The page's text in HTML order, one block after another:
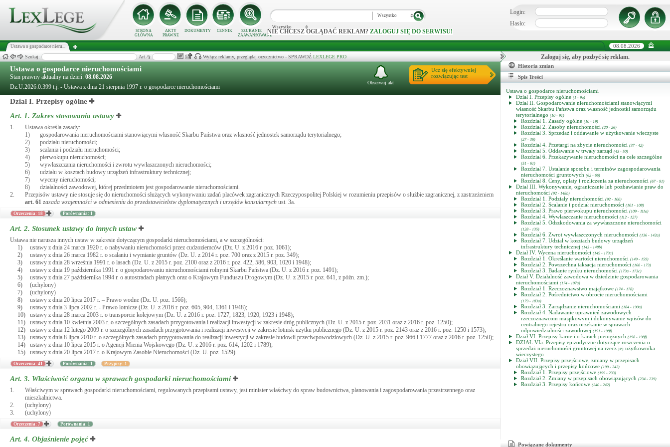
STRONA
GŁÓWNA
AKTY
PRAWNE
DOKUMENTY CENNIK
SZUKANIE
ZAAWANSOWANE
Wszystko
Wszystko
NIE CHCESZ OGLĄDAĆ REKLAM? ZALOGUJ SIĘ DO SERWISU!
Login:
Hasło:
Ustawa o gospodarce nieru... 08.08.2026
Szukaj: Art./§ Wyłącz reklamy, przeglądaj orzecznictwo - SPRAWDŹ LEXLEGE PRO
Ustawa o gospodarce nieruchomościami
Stan prawny aktualny na dzień: 08.08.2026
Dz.U.2026.0.399 t.j. - Ustawa z dnia 21 sierpnia 1997 r. o gospodarce nieruchomościami
Ucz się efektywniej
rozwiązując test
Obserwuj akt
Dział I. Przepisy ogólne
Art. 1. Zakres stosowania ustawy
1.
Ustawa określa zasady:
1)
gospodarowania nieruchomościami stanowiącymi własność Skarbu Państwa oraz własność jednostek samorządu terytorialnego;
2)
podziału nieruchomości;
3)
scalania i podziału nieruchomości;
4)
pierwokupu nieruchomości;
5)
wywłaszczania nieruchomości i zwrotu wywłaszczonych nieruchomości;
6)
udziału w kosztach budowy urządzeń infrastruktury technicznej;
7)
wyceny nieruchomości;
8)
działalności zawodowej, której przedmiotem jest gospodarowanie nieruchomościami.
2.
Przepisów ustawy nie stosuje się do nieruchomości służących wykonywaniu zadań placówek zagranicznych Rzeczypospolitej Polskiej w rozumieniu przepisów o służbie zagranicznej, z zastrzeżeniem
art. 61 zasada wzajemności w odniesieniu do przedstawicielstw dyplomatycznych i urzędów konsularnych ust. 3a.
Orzeczenia: 18 Porównania: 1
Art. 2. Stosunek ustawy do innych ustaw
Ustawa nie narusza innych ustaw w zakresie dotyczącym gospodarki nieruchomościami, a w szczególności:
1)
ustawy z dnia 24 marca 1920 r. o nabywaniu nieruchomości przez cudzoziemców (Dz. U. z 2016 r. poz. 1061);
2)
ustawy z dnia 26 marca 1982 r. o scalaniu i wymianie gruntów (Dz. U. z 2014 r. poz. 700 oraz z 2015 r. poz. 349);
3)
ustawy z dnia 28 września 1991 r. o lasach (Dz. U. z 2015 r. poz. 2100 oraz z 2016 r. poz. 422, 586, 903, 1020 i 1948);
4)
ustawy z dnia 19 października 1991 r. o gospodarowaniu nieruchomościami rolnymi Skarbu Państwa (Dz. U. z 2016 r. poz. 1491);
5)
ustawy z dnia 27 października 1994 r. o autostradach płatnych oraz o Krajowym Funduszu Drogowym (Dz. U. z 2015 r. poz. 641, z późn. zm.);
6)
(uchylony)
7)
(uchylony)
8)
ustawy z dnia 20 lipca 2017 r. – Prawo wodne (Dz. U. poz. 1566);
9)
ustawy z dnia 3 lipca 2002 r. - Prawo lotnicze (Dz. U. z 2016 r. poz. 605, 904, 1361 i 1948);
10)
ustawy z dnia 28 marca 2003 r. o transporcie kolejowym (Dz. U. z 2016 r. poz. 1727, 1823, 1920, 1923 i 1948);
11)
ustawy z dnia 10 kwietnia 2003 r. o szczególnych zasadach przygotowania i realizacji inwestycji w zakresie dróg publicznych (Dz. U. z 2015 r. poz. 2031 oraz z 2016 r. poz. 1250);
12)
ustawy z dnia 12 lutego 2009 r. o szczególnych zasadach przygotowania i realizacji inwestycji w zakresie lotnisk użytku publicznego (Dz. U. z 2015 r. poz. 2143 oraz z 2016 r. poz. 1250 i 1573);
13)
ustawy z dnia 8 lipca 2010 r. o szczególnych zasadach przygotowania do realizacji inwestycji w zakresie budowli przeciwpowodziowych (Dz. U. z 2015 r. poz. 966 i 1777 oraz z 2016 r. poz. 1250);
14)
ustawy z dnia 10 lipca 2015 r. o Agencji Mienia Wojskowego (Dz. U. z 2016 r. poz. 614, 1202 i 1789);
15)
ustawy z dnia 20 lipca 2017 r. o Krajowym Zasobie Nieruchomości (Dz. U. poz. 1529).
Orzeczenia: 41 Porównania: 1 Przypisy: 1
Art. 3. Właściwość organu w sprawach gospodarki nieruchomościami
1.
Właściwym w sprawach gospodarki nieruchomościami, regulowanych przepisami ustawy, jest minister właściwy do spraw budownictwa, planowania i zagospodarowania przestrzennego oraz
mieszkalnictwa.
2.
(uchylony)
3.
(uchylony)
Orzeczenia: 7 Porównania: 1
Art. 4. Objaśnienie pojęć
Zaloguj się, aby pozbyć się reklam.
Historia zmian
Spis Treści
Ustawa o gospodarce nieruchomościami
Dział I. Przepisy ogólne (1 - 9a)
Dział II. Gospodarowanie nieruchomościami stanowiącymi
własność Skarbu Państwa oraz własność jednostki samorządu
terytorialnego (10 - 91)
Rozdział 1. Zasady ogólne (10 - 19)
Rozdział 2. Zasoby nieruchomości (20 - 26)
Rozdział 3. Sprzedaż i oddawanie w użytkowanie wieczyste
(27 - 36)
Rozdział 4. Przetargi na zbycie nieruchomości (37 - 42)
Rozdział 5. Oddawanie w trwały zarząd (43 - 50)
Rozdział 6. Przekazywanie nieruchomości na cele szczególne
(51 - 61)
Rozdział 7. Ustalanie sposobu i terminów zagospodarowania
nieruchomości gruntowych (62 - 66)
Rozdział 8. Ceny, opłaty i rozliczenia za nieruchomości (67 - 91)
Dział III. Wykonywanie, ograniczanie lub pozbawianie praw do
nieruchomości (92 - 148b)
Rozdział 1. Podziały nieruchomości (92 - 100)
Rozdział 2. Scalanie i podział nieruchomości (101 - 108)
Rozdział 3. Prawo pierwokupu nieruchomości (109 - 111a)
Rozdział 4. Wywłaszczanie nieruchomości (112 - 127)
Rozdział 5. Odszkodowania za wywłaszczone nieruchomości
(128 - 135)
Rozdział 6. Zwrot wywłaszczonych nieruchomości (136 - 142a)
Rozdział 7. Udział w kosztach budowy urządzeń
infrastruktury technicznej (143 - 148b)
Dział IV. Wycena nieruchomości (149 - 173c)
Rozdział 1. Określanie wartości nieruchomości (149 - 159)
Rozdział 2. Powszechna taksacja nieruchomości (160 - 173)
Rozdział 3. Badanie rynku nieruchomości (173a - 173c)
Dział V. Działalność zawodowa w dziedzinie gospodarowania
nieruchomościami (174 - 197a)
Rozdział 1. Rzeczoznawstwo majątkowe (174 - 178)
Rozdział 2. Pośrednictwo w obrocie nieruchomościami
(179 - 183a)
Rozdział 3. Zarządzanie nieruchomościami (184 - 190a)
Rozdział 4. Nadawanie uprawnień zawodowych
rzeczoznawcom majątkowym i dokonywanie wpisów do
centralnego rejestru oraz orzekanie w sprawach
odpowiedzialności zawodowej (191 - 198f)
Dział VI. Przepisy karne i o karach pieniężnych (198 - 198f)
DZIAŁ VIa. Przepisy epizodyczne dotyczące roszczenia o
sprzedaż nieruchomości gruntowej na rzecz jej użytkownika
wieczystego
Dział VII. Przepisy przejściowe, zmiany w przepisach
obowiązujących i przepisy końcowe (199 - 242)
Rozdział 1. Przepisy przejściowe (199 - 233)
Rozdział 2. Zmiany w przepisach obowiązujących (234 - 239)
Rozdział 3. Przepisy końcowe (240 - 242)
Powiązane dokumenty